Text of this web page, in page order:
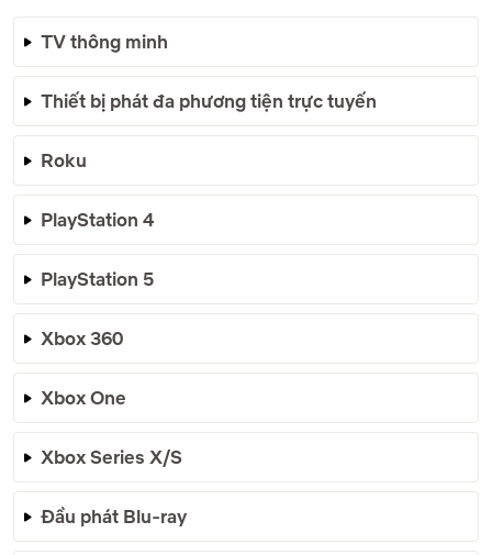
TV thông minh
Thiết bị phát đa phương tiện trực tuyến
Roku
PlayStation 4
PlayStation 5
Xbox 360
Xbox One
Xbox Series X/S
Đầu phát Blu-ray